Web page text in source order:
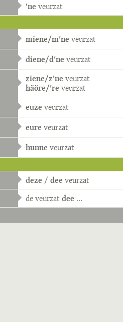
'ne veurzat
miene/m'ne veurzat
diene/d'ne veurzat
ziene/z'ne veurzat
häöre/'re veurzat
euze veurzat
eure veurzat
hunne veurzat
deze / dee veurzat
deveurzat dee ...